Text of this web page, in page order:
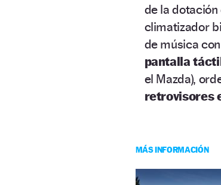
de la
climatizador
de música
pantalla
el Mazda),
retrovisores
MÁS INFORMACIÓN